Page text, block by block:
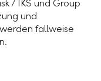
/ IKS und Group
und
fallweise